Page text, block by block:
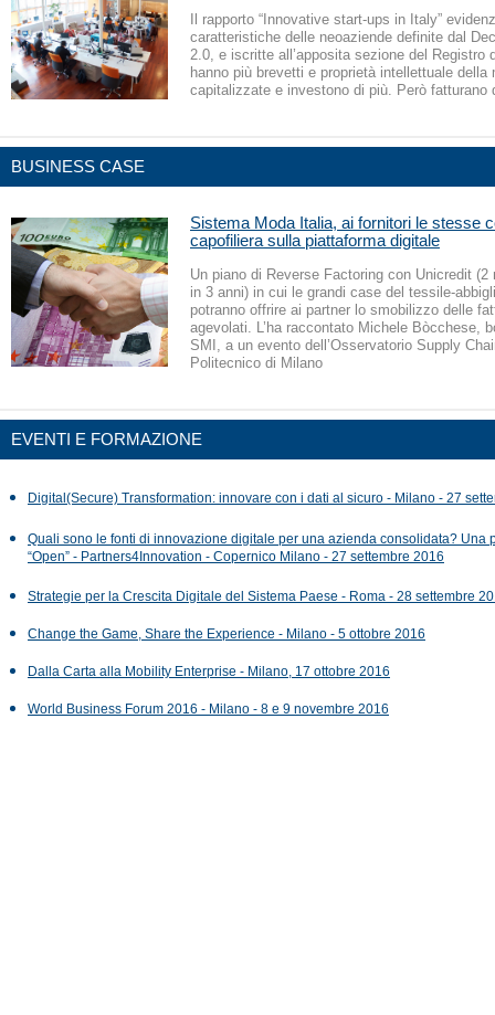
Il rapporto “Innovative start-ups in Italy”
caratteristiche delle neoaziende definite dal
2.0, e iscritte all’apposita sezione del Registro
hanno più brevetti e proprietà intellettuale della
capitalizzate e investono di più. Però fatturano
BUSINESS CASE
Sistema Moda Italia, ai fornitori le stesse
capofiliera sulla piattaforma digitale
Un piano di Reverse Factoring con Unicredit (2
in 3 anni) in cui le grandi case del tessile-
potranno offrire ai partner lo smobilizzo delle
agevolati. L’ha raccontato Michele Bòcchese,
SMI, a un evento dell’Osservatorio Supply
Politecnico di Milano
EVENTI E FORMAZIONE
Digital(Secure) Transformation: innovare con i dati al sicuro - Milano - 27
Quali sono le fonti di innovazione digitale per una azienda consolidata? Una
“Open” - Partners4Innovation - Copernico Milano - 27 settembre 2016
Strategie per la Crescita Digitale del Sistema Paese - Roma - 28 settembre
Change the Game, Share the Experience - Milano - 5 ottobre 2016
Dalla Carta alla Mobility Enterprise - Milano, 17 ottobre 2016
World Business Forum 2016 - Milano - 8 e 9 novembre 2016